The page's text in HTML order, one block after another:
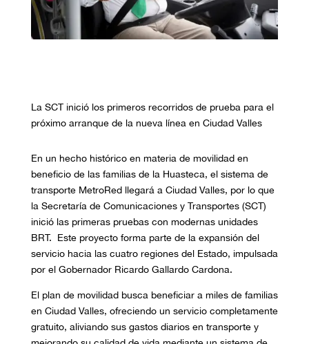
La SCT inició los primeros recorridos de prueba para el
próximo arranque de la nueva línea en Ciudad Valles
En un hecho histórico en materia de movilidad en
beneficio de las familias de la Huasteca, el sistema de
transporte MetroRed llegará a Ciudad Valles, por lo que
la Secretaría de Comunicaciones y Transportes (SCT)
inició las primeras pruebas con modernas unidades
BRT. Este proyecto forma parte de la expansión del
servicio hacia las cuatro regiones del Estado, impulsada
por el Gobernador Ricardo Gallardo Cardona.
El plan de movilidad busca beneficiar a miles de familias
en Ciudad Valles, ofreciendo un servicio completamente
gratuito, aliviando sus gastos diarios en transporte y